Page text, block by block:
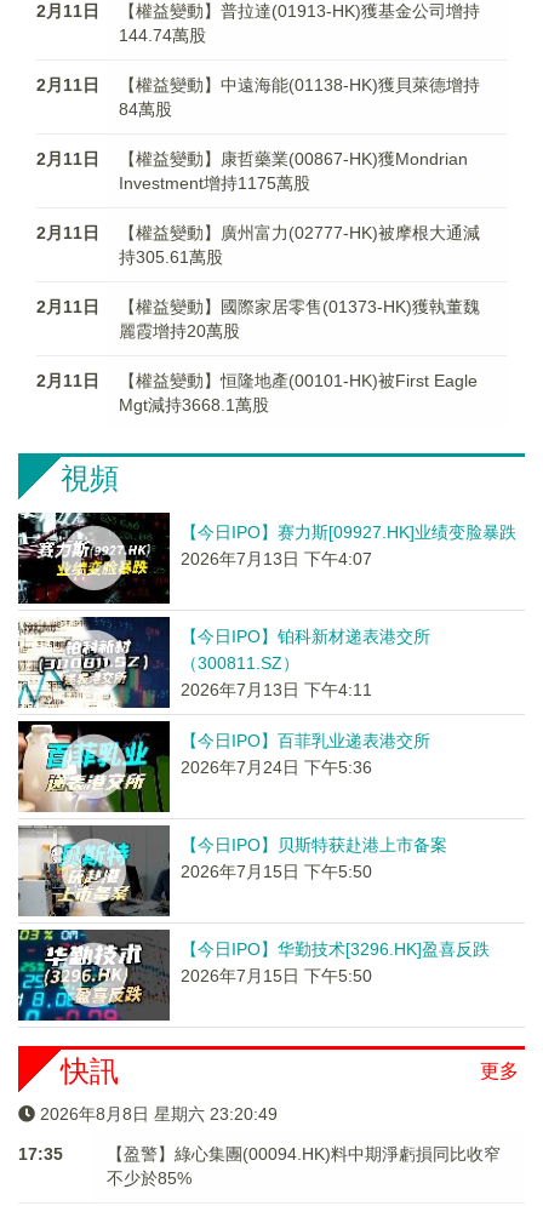
2月11日
【權益變動】普拉達(01913-HK)獲基金公司增持
144.74萬股
2月11日
【權益變動】中遠海能(01138-HK)獲貝萊德增持
84萬股
2月11日
【權益變動】康哲藥業(00867-HK)獲Mondrian
Investment增持1175萬股
2月11日
【權益變動】廣州富力(02777-HK)被摩根大通減
持305.61萬股
2月11日
【權益變動】國際家居零售(01373-HK)獲執董魏
麗霞增持20萬股
2月11日
【權益變動】恒隆地產(00101-HK)被First Eagle
Mgt減持3668.1萬股
視頻
【今日IPO】赛力斯[09927.HK]业绩变脸暴跌
2026年7月13日 下午4:07
【今日IPO】铂科新材递表港交所
（300811.SZ）
2026年7月13日 下午4:11
【今日IPO】百菲乳业递表港交所
2026年7月24日 下午5:36
【今日IPO】贝斯特获赴港上市备案
2026年7月15日 下午5:50
【今日IPO】华勤技术[3296.HK]盈喜反跌
2026年7月15日 下午5:50
更多
快訊
2026年8月8日 星期六 23:20:49
17:35
【盈警】綠心集團(00094.HK)料中期淨虧損同比收窄
不少於85%